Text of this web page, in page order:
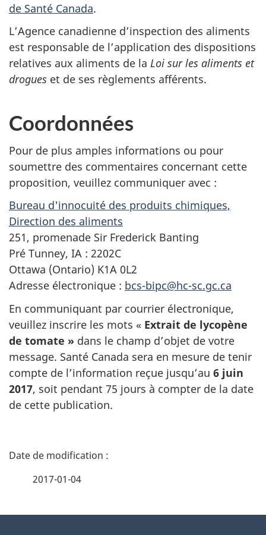
de Santé Canada.
L’Agence canadienne d’inspection des aliments
est responsable de l’application des dispositions
relatives aux aliments de la Loi sur les aliments et
drogues et de ses règlements afférents.
Coordonnées
Pour de plus amples informations ou pour
soumettre des commentaires concernant cette
proposition, veuillez communiquer avec :
Bureau d'innocuité des produits chimiques,
Direction des aliments
251, promenade Sir Frederick Banting
Pré Tunney, IA : 2202C
Ottawa (Ontario) K1A 0L2
Adresse électronique : bcs-bipc@hc-sc.gc.ca
En communiquant par courrier électronique,
veuillez inscrire les mots « Extrait de lycopène
de tomate » dans le champ d’objet de votre
message. Santé Canada sera en mesure de tenir
compte de l’information reçue jusqu’au 6 juin
2017, soit pendant 75 jours à compter de la date
de cette publication.
D
2017-01-04